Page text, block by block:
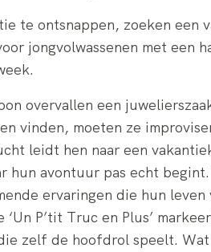
te ontsnappen, zoeken een
jongvolwassenen met een
overvallen een
vinden, moeten ze
leidt hen naar een
hun avontuur pas echt
ervaringen die hun
‘Un P’tit Truc en Plus’
zelf de hoofdrol speelt.